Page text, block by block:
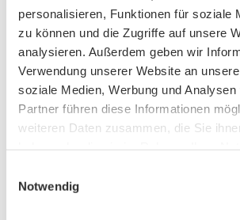
personalisieren, Funktionen für soziale
zu können und die Zugriffe auf unsere
analysieren. Außerdem geben wir
Verwendung unserer Website an
soziale Medien, Werbung und
Partner führen diese Informationen
weiteren Daten zusammen, die Sie
Notwendig
Mittagstisch
Abendessen
Barrierefreiheit
Sachsen Barrierefrei
Hinweise zur Barrierefreiheit /